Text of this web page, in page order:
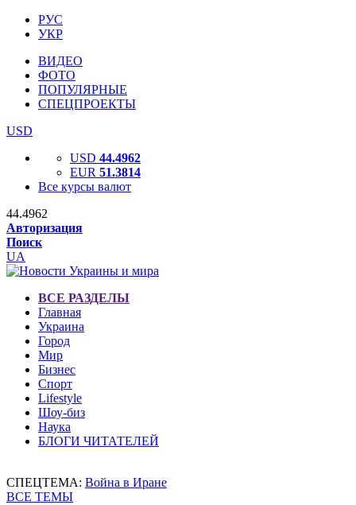
РУС
УКР
ВИДЕО
ФОТО
ПОПУЛЯРНЫЕ
СПЕЦПРОЕКТЫ
USD
USD 44.4962
EUR 51.3814
Все курсы валют
44.4962
Авторизация
Поиск
UA
ВСЕ РАЗДЕЛЫ
Главная
Украина
Город
Мир
Бизнес
Спорт
Lifestyle
Шоу-биз
Наука
БЛОГИ ЧИТАТЕЛЕЙ
СПЕЦТЕМА: Война в Иране
ВСЕ ТЕМЫ